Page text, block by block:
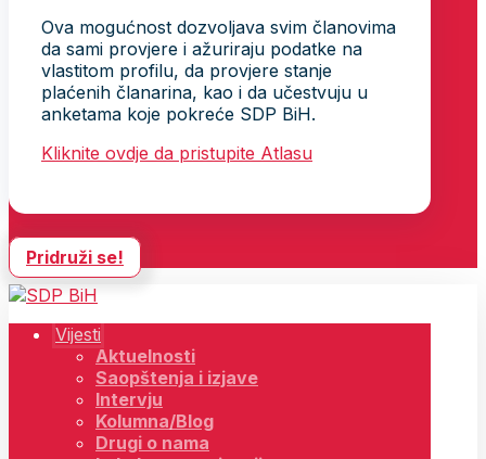
Ova mogućnost dozvoljava svim članovima
da sami provjere i ažuriraju podatke na
vlastitom profilu, da provjere stanje
plaćenih članarina, kao i da učestvuju u
anketama koje pokreće SDP BiH.
Kliknite ovdje da pristupite Atlasu
Pridruži se!
Vijesti
Aktuelnosti
Saopštenja i izjave
Intervju
Kolumna/Blog
Drugi o nama